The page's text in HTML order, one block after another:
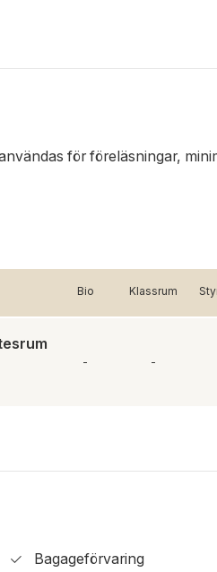
för föreläsningar,
Bio Klassrum
- -
Bagageförvaring